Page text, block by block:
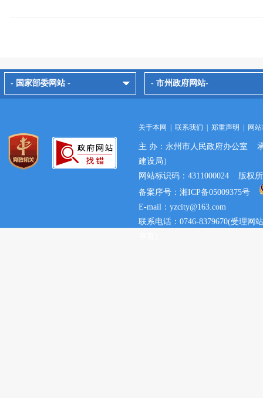
- 国家部委网站 - - 市州政府网站-
关于本网 联系我们 郑重声明 网
主 办：永州市人民政府办公室
建设局）
网站标识码：4311000024 版权
备案序号：湘ICP备05009375号
E-mail：yzcity@163.com
联系电话：0746-8379670(受理网